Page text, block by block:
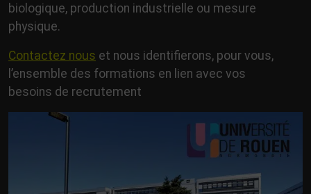
biologique, production industrielle ou mesure
physique.
Contactez nous et nous identifierons, pour vous,
l’ensemble des formations en lien avec vos
besoins de recrutement